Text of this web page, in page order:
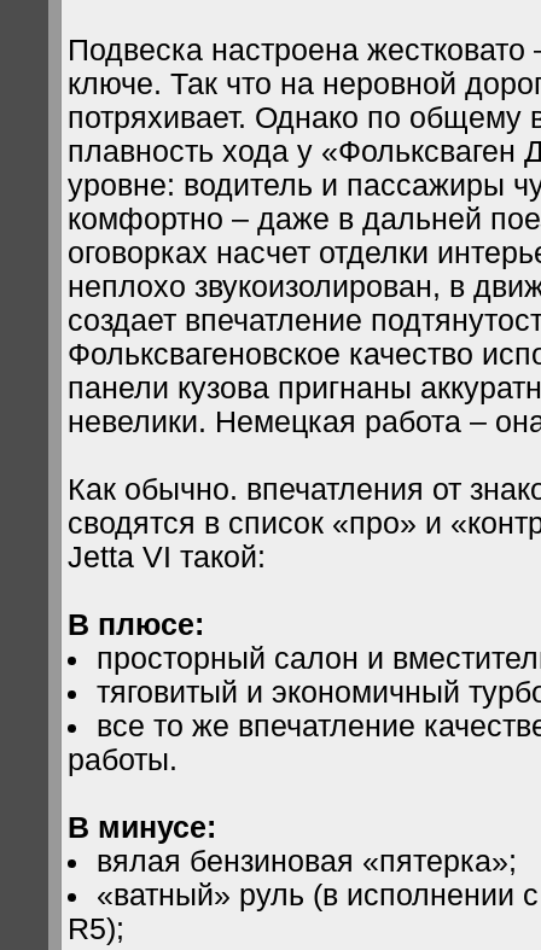
Подвеска настроена
ключе. Так что на неровной
потряхивает. Однако по общему
плавность хода у «Фольксваген
уровне: водитель и пассажиры
комфортно – даже в дальней
оговорках насчет отделки
неплохо звукоизолирован, в
создает впечатление
Фольксвагеновское качество
панели кузова пригнаны
невелики. Немецкая работа –
Как обычно. впечатления от
сводятся в список «про» и
Jetta VI такой:
В плюсе:
просторный салон и
тяговитый и экономичный
все то же впечатление
работы.
В минусе:
вялая бензиновая «пятерка»;
«ватный» руль (в исполнении
R5);